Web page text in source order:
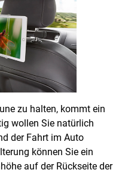
zu halten, kommt ein
wollen Sie natürlich
der Fahrt im Auto
können Sie ein
auf der Rückseite der